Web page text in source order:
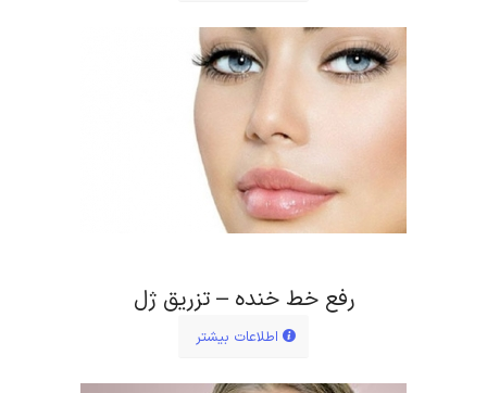
رفع خط خنده – تزریق ژل
اطلاعات بیشتر